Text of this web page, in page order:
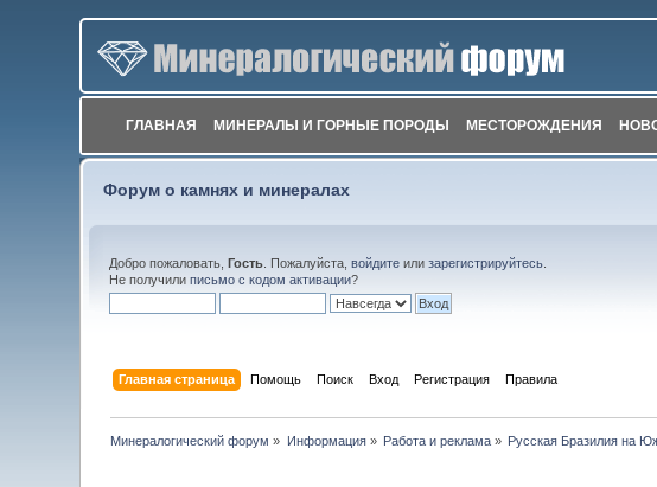
ГЛАВНАЯ МИНЕРАЛЫ И ГОРНЫЕ ПОРОДЫ МЕСТОРОЖДЕНИЯ
Форум о камнях и минералах
Добро пожаловать,Гость . Пожалуйста,войдите илизарегистрируйтесь
Не получилиписьмо с кодом активации?
Главная страница Помощь Поиск Вход Регистрация Правила
Минералогический форум » Информация» Работа и реклама » Русская Бразилия на